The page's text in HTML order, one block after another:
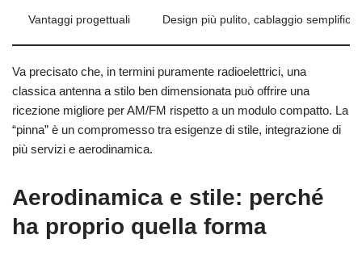
Vantaggi progettuali Design più pulito, cablaggio
Va precisato che, in termini puramente radioelettrici, una
classica antenna a stilo ben dimensionata può offrire una
ricezione migliore per AM/FM rispetto a un modulo compatto. La
“pinna” è un compromesso tra esigenze di stile, integrazione di
più servizi e aerodinamica.
Aerodinamica e stile: perché
ha proprio quella forma